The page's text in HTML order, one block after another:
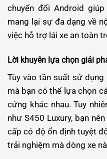
chuyển đổi Android
mang lại sự đa dạng về
việc hỗ trợ lái xe an toàn
Lời khuyên lựa chọn giải
Tùy vào tần suất sử
mà bạn có thể lựa chọn
cứng khác nhau. Tuy
như S450 Luxury, bạn
cấp có độ ổn định tuyệt
trải nghiệm mà dòng xe